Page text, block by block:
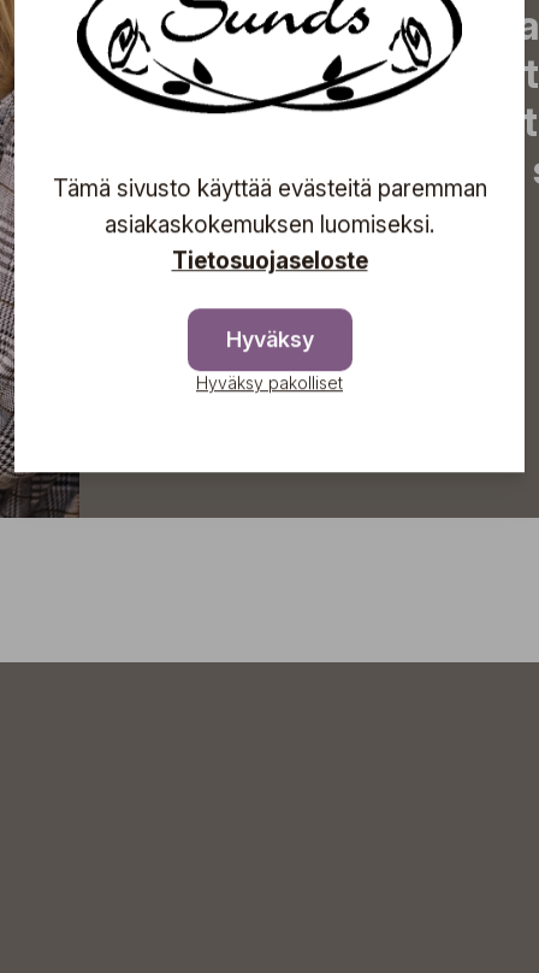
Tilaa uutiskirjeemme
uutiset, eksklusiiviset
inspiroivat vinkit
tapahtumista suoraan
Tämä sivusto käyttää evästeitä paremman
asiakaskokemuksen luomiseksi.
Tietosuojaseloste
Hyväksy
Hyväksy pakolliset